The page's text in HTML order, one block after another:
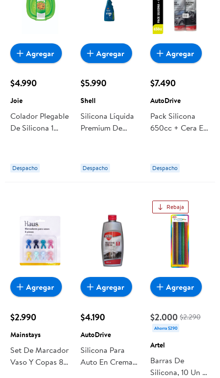
$4.990
Joie
Colador Plegable
De Silicona 1
Despacho
Agregar
$5.990
Shell
Silicona Líquida
Premium De
Shell
Despacho
Agregar
$7.490
AutoDrive
Pack Silicona
650cc + Cera En
Despacho
Agregar
$2.990
Mainstays
Set De Marcador
Vaso Y Copas 8
Agregar
$4.190
AutoDrive
Silicona Para
Auto En Crema
Agregar
Rebaja
$2.000 $2.290
Ahorra $290
Artel
Barras De
Silicona, 10 Un 7
Agregar